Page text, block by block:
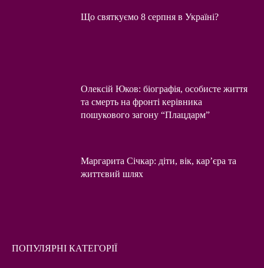
Що святкуємо 8 серпня в Україні?
Олексій Юков: біографія, особисте життя
та смерть на фронті керівника
пошукового загону “Плацдарм”
Маргарита Січкар: діти, вік, кар’єра та
життєвий шлях
ПОПУЛЯРНІ КАТЕГОРІЇ